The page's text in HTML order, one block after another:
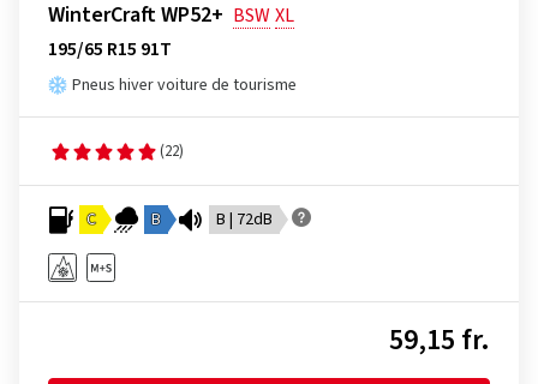
WinterCraft WP52+ BSWXL
195/65 R15 91T
Pneus hiver voiture de tourisme
(22)
C B B | 72dB
59,15 fr.